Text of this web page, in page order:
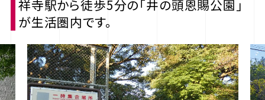
祥寺駅から徒歩5分の「井の頭恩賜公園」
が生活圏内です。